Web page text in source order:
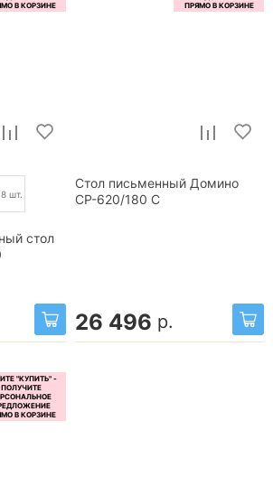
шт.
стол
Стол письменный Домино
СР-620/180 C
26 496 р.